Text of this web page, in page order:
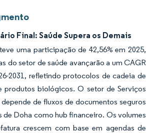
Final: Saúde Supera os Demais
uma participação de 42,56% em 2025,
do setor de saúde avançarão a um CAGR
2031, refletindo protocolos de cadeia de
produtos biológicos. O setor de Serviços
de fluxos de documentos seguros
de Doha como hub financeiro. Os volumes
crescem com base em agendas de